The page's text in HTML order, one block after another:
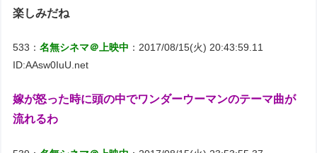
楽しみだね
533：名無シネマ＠上映中 ：2017/08/15(火) 20:43:59.11
ID:AAsw0IuU.net
嫁が怒った時に頭の中でワンダーウーマンのテーマ曲が
流れるわ